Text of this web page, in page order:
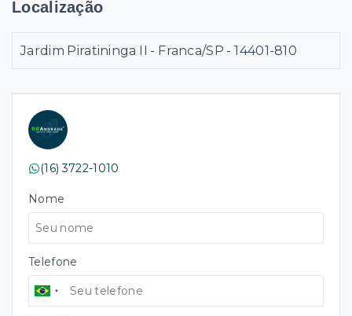
(16) 3722-1010
Nome
Telefone
Localização
Jardim Piratininga II - Franca/SP - 14401-810